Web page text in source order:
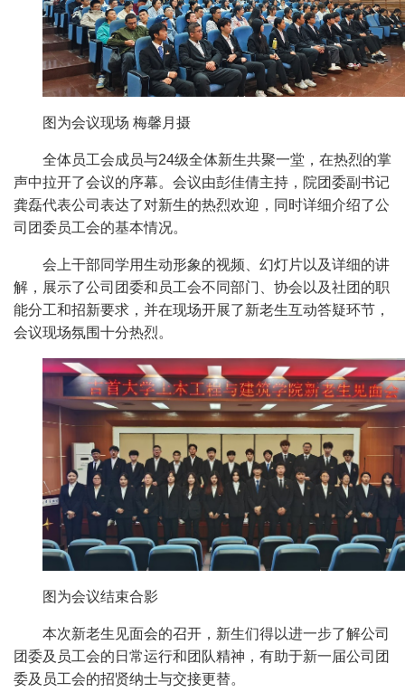
图为会议现场 梅馨月摄
全体员工会成员与24级全体新生共聚一堂，在热烈的掌
声中拉开了会议的序幕。会议由彭佳倩主持，院团委副书记
龚磊代表公司表达了对新生的热烈欢迎，同时详细介绍了公
司 团委员工会的基本情况。
会上干部同学用生动形象的视频、幻灯片以及详细的讲
解，展示了公司团委和员工会不同部门、协会以及社团的职
能分工和招新要求， 并在现场开展了新老生互动答疑环节 ，
会议现场氛围十分热烈。
图为会议结束合影
本次新老生见面会的召开 ，新生们得以进一步了解公司
团委及 员工会的 日常运行和团队精神，有助于新一届公司团
委及员工会的招贤纳士与交接更替。